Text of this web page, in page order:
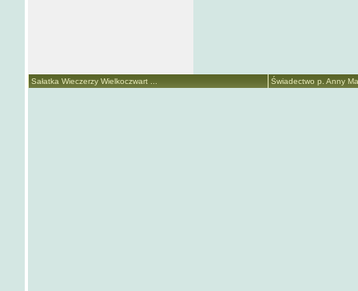
Sałatka Wieczerzy Wielkoczwart ... Świadectwo p. Anny